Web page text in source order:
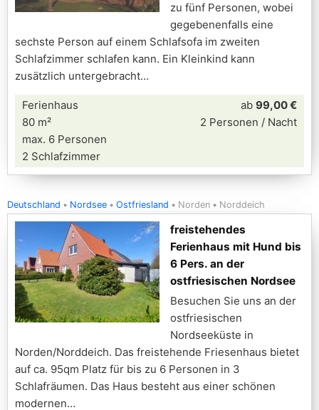
zu fünf Personen, wobei
gegebenenfalls eine
sechste Person auf einem Schlafsofa im zweiten
Schlafzimmer schlafen kann. Ein Kleinkind kann
zusätzlich untergebracht
Ferienhaus
80 m²
max. 6 Personen
2 Schlafzimmer
ab 99,00 €
2 Personen / Nacht
Deutschland Nordsee Ostfriesland Norden Norddeich
freistehendes
Ferienhaus mit Hund bis
6 Pers. an der
ostfriesischen Nordsee
Besuchen Sie uns an der
ostfriesischen
Nordseeküste in
Norden/Norddeich. Das freistehende Friesenhaus bietet
auf ca. 95qm Platz für bis zu 6 Personen in 3
Schlafräumen. Das Haus besteht aus einer schönen
modernen